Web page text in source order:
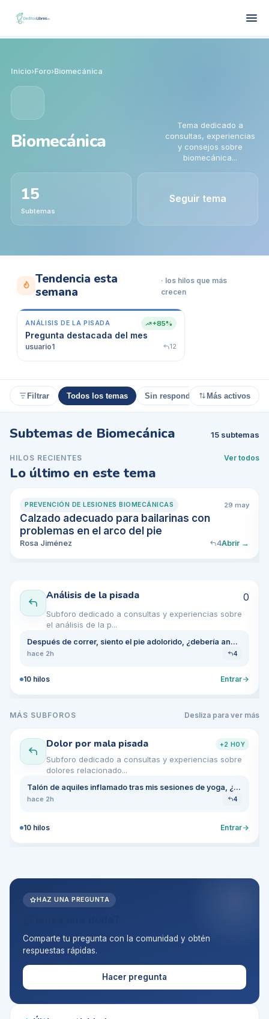
Inicio›Foro›Biomecánica
Biomecánica
Tema dedicado a
consultas, experiencias
y consejos sobre
biomecánica...
15
Subtemas
Seguir tema
Tendencia esta
semana
· los hilos que más
crecen
ANÁLISIS DE LA PISADA +85%
Pregunta destacada del mes
usuario1 12
Filtrar Todos los temas Sin responder 18 Con
Más activos
Subtemas de Biomecánica 15 subtemas
HILOS RECIENTES
Lo último en este tema
Ver todos
PREVENCIÓN DE LESIONES BIOMECÁNICAS 29 may
Calzado adecuado para bailarinas con
problemas en el arco del pie
Rosa Jiménez 4Abrir →
Análisis de la pisada 0
Subforo dedicado a consultas y experiencias sobre
el análisis de la p...
Después de correr, siento el pie adolorido, ¿debería analizar mi pisada?
hace 2h 4
10 hilos Entrar
MÁS SUBFOROS Desliza para ver más
Dolor por mala pisada +2 HOY
Subforo dedicado a consultas y experiencias sobre
dolores relacionado...
Talón de aquiles inflamado tras mis sesiones de yoga, ¿debo preocuparme?
hace 2h 4
10 hilos Entrar
HAZ UNA PREGUNTA
Comparte tu pregunta con la comunidad y obtén
respuestas rápidas.
Hacer pregunta